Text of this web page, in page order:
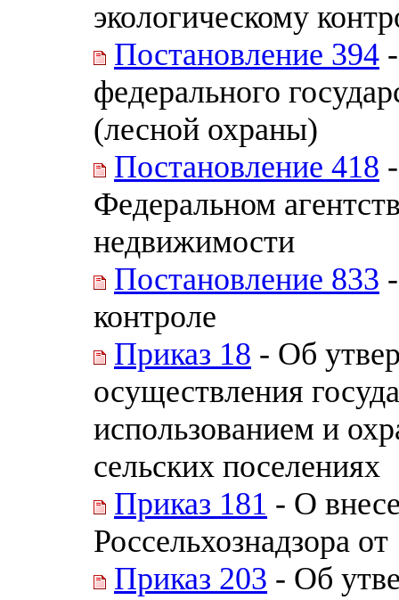
экологическому
Постановление 394
федерального
(лесной охраны)
Постановление 418
Федеральном
недвижимости
Постановление 833
контроле
Приказ 18 - Об
осуществления
использованием и
сельских поселениях
Приказ 181 - О
Россельхознадзора
Приказ 203 - Об